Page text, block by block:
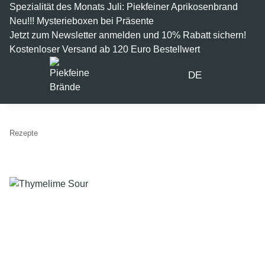
Spezialität des Monats Juli: Piekfeiner Aprikosenbrand
Neu!!! Mysterieboxen bei Präsente
Jetzt zum Newsletter anmelden und 10% Rabatt sichern!
Kostenloser Versand ab 120 Euro Bestellwert
DE
Rezepte